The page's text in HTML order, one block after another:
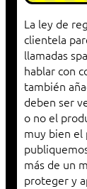
La ley de
clientela
llamadas
hablar con
también
deben ser
o no el
muy bien el
más de un
proteger y